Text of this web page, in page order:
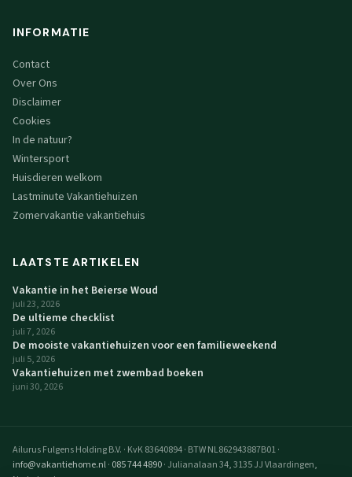
INFORMATIE
Contact
Over Ons
Disclaimer
Cookies
In de natuur?
Wintersport
Huisdieren welkom
Lastminute Vakantiehuizen
Zomervakantie vakantiehuis
LAATSTE ARTIKELEN
Vakantie in het Beierse Woud
juli 23, 2026
De ultieme checklist
juli 7, 2026
De mooiste vakantiehuizen voor een familieweekend
juli 5, 2026
Vakantiehuizen met zwembad boeken
juni 30, 2026
Ailurus Fulgens Holding B.V. · KvK 83640894· BTW NL862943887B01·
info@vakantiehome.nl· 085 744 4890· Julianalaan 34, 3135 JJ Vlaardingen,